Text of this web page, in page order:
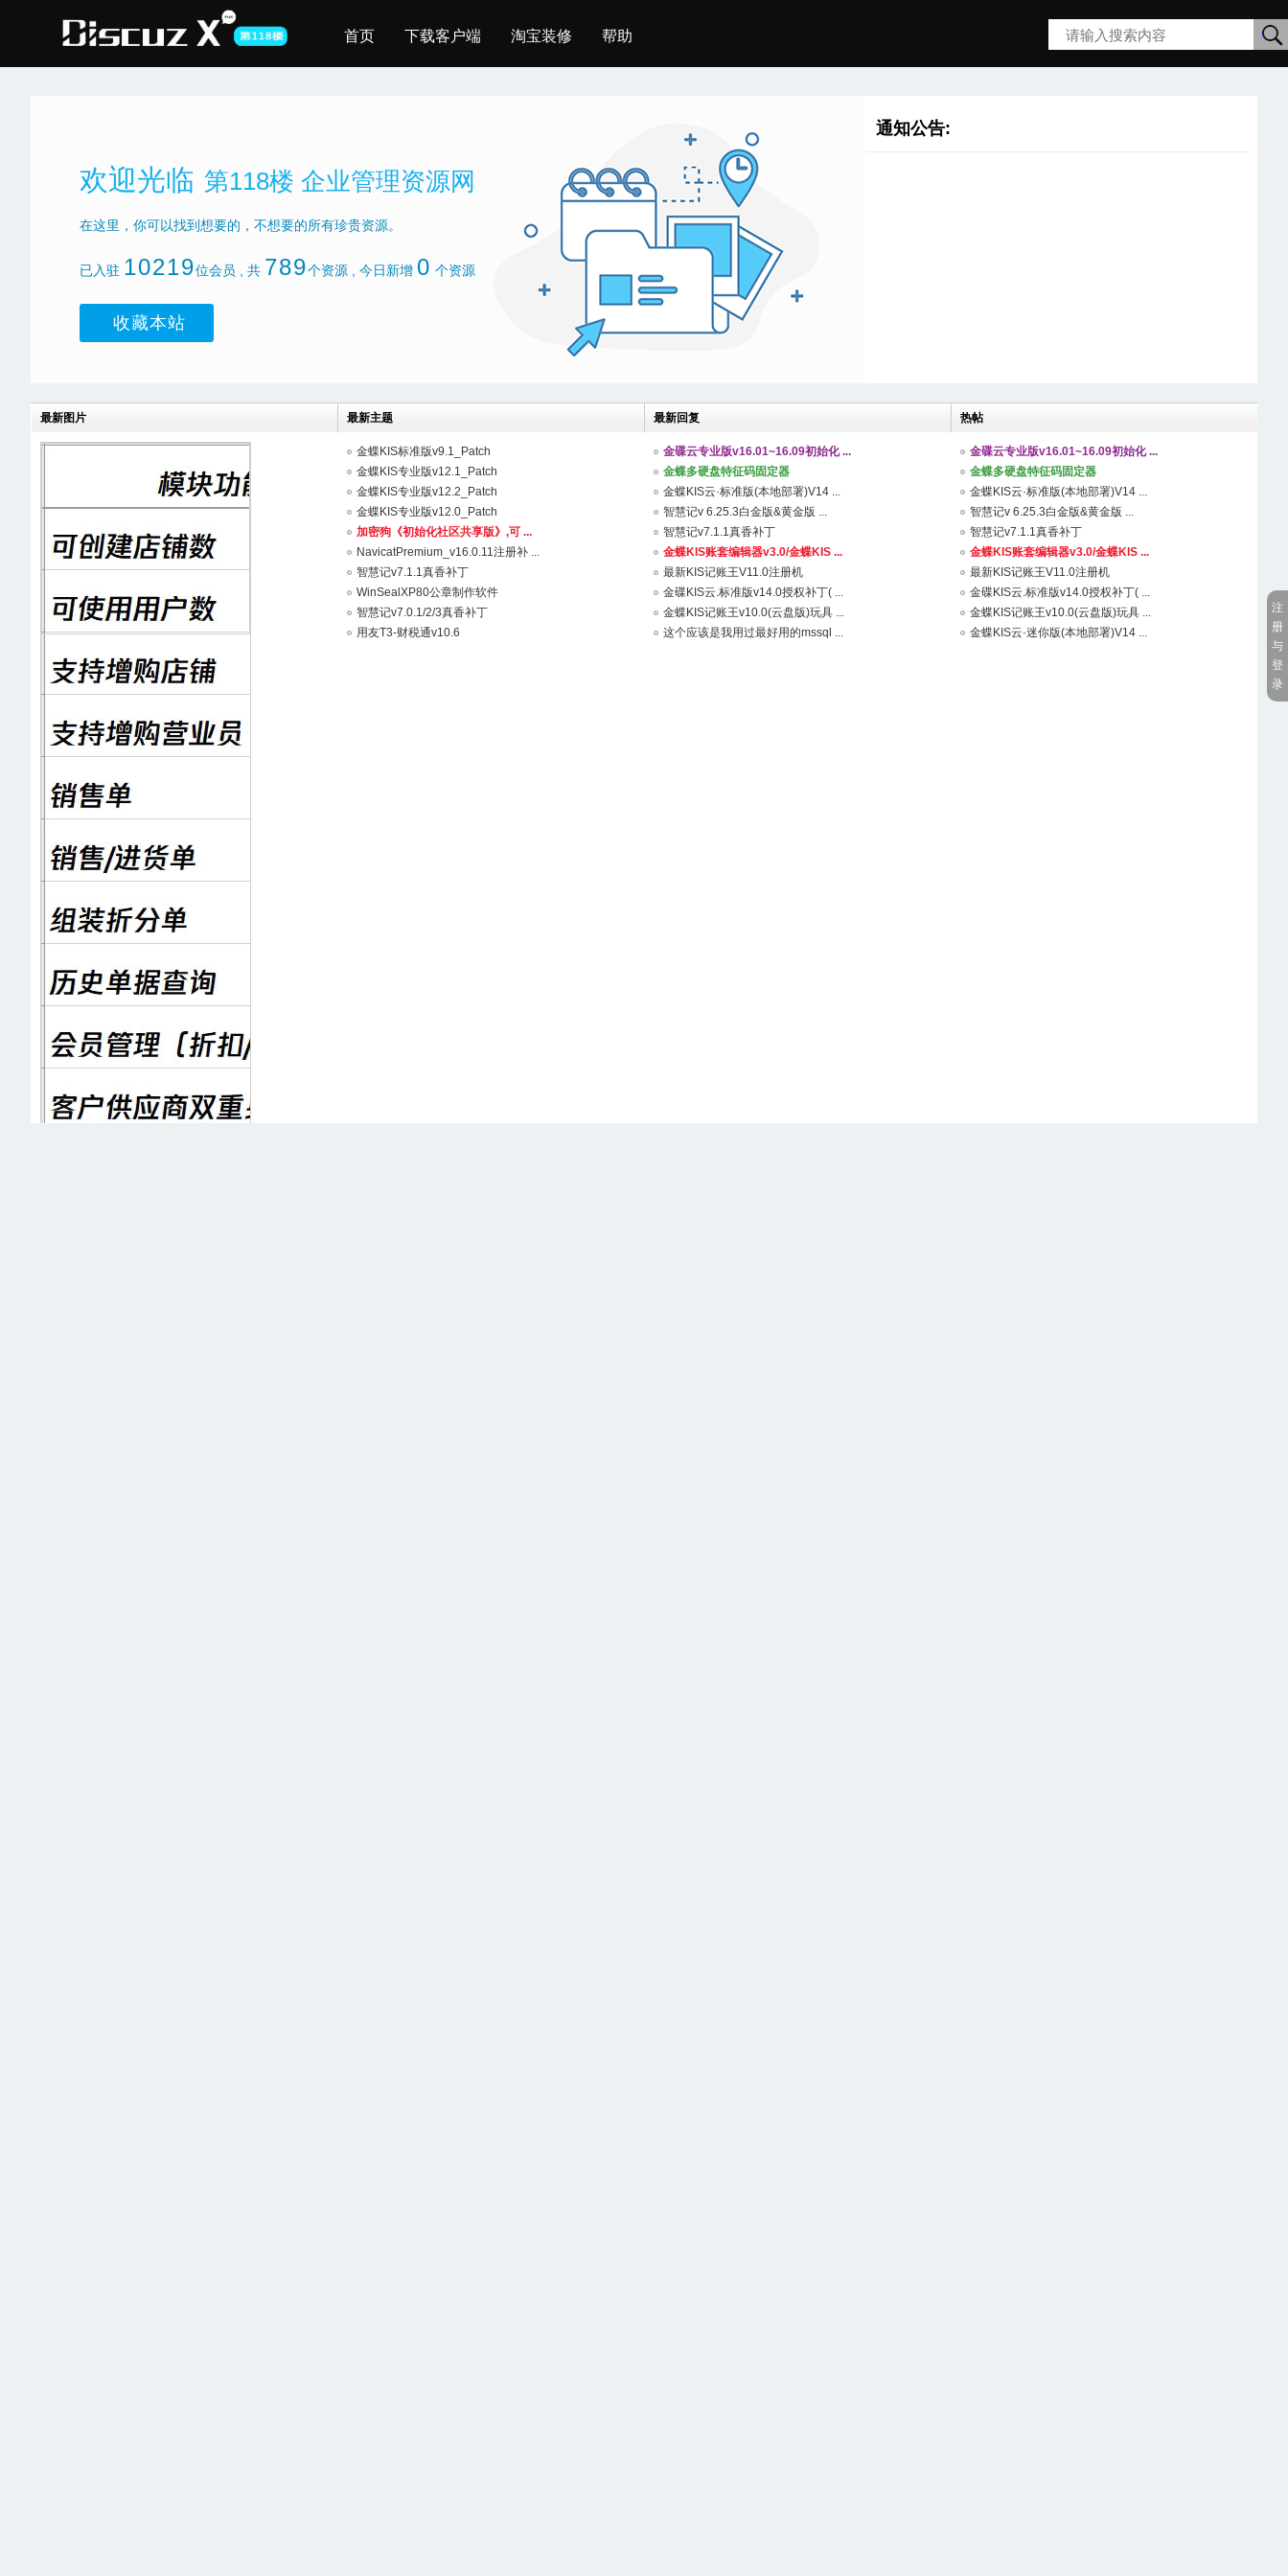
首页 下载客户端 淘宝装修 帮助
搜
欢迎光临 第118楼 企业管理资源网
在这里，你可以找到想要的，不想要的所有珍贵资源。
已入驻 10219位会员 , 共 789个资源 , 今日新增 0 个资源
收藏本站
通知公告:
最新图片 最新主题
金蝶KIS标准版v9.1_Patch
金蝶KIS专业版v12.1_Patch
金蝶KIS专业版v12.2_Patch
金蝶KIS专业版v12.0_Patch
加密狗《初始化社区共享版》,可 ...
NavicatPremium_v16.0.11注册补 ...
智慧记v7.1.1真香补丁
WinSealXP80公章制作软件
智慧记v7.0.1/2/3真香补丁
用友T3-财税通v10.6
最新回复
金碟云专业版v16.01~16.09初始化 ...
金蝶多硬盘特征码固定器
金蝶KIS云·标准版(本地部署)V14 ...
智慧记v 6.25.3白金版&黄金版 ...
智慧记v7.1.1真香补丁
金蝶KIS账套编辑器v3.0/金蝶KIS ...
最新KIS记账王V11.0注册机
金碟KIS云.标准版v14.0授权补丁( ...
金蝶KIS记账王v10.0(云盘版)玩具 ...
这个应该是我用过最好用的mssql ...
热帖
金碟云专业版v16.01~16.09初始化 ...
金蝶多硬盘特征码固定器
金蝶KIS云·标准版(本地部署)V14 ...
智慧记v 6.25.3白金版&黄金版 ...
智慧记v7.1.1真香补丁
金蝶KIS账套编辑器v3.0/金蝶KIS ...
最新KIS记账王V11.0注册机
金碟KIS云.标准版v14.0授权补丁( ...
金蝶KIS记账王v10.0(云盘版)玩具 ...
金蝶KIS云·迷你版(本地部署)V14 ...
注
册
与
登
录